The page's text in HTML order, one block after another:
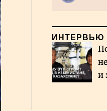
ИНТЕРВЬЮ
и